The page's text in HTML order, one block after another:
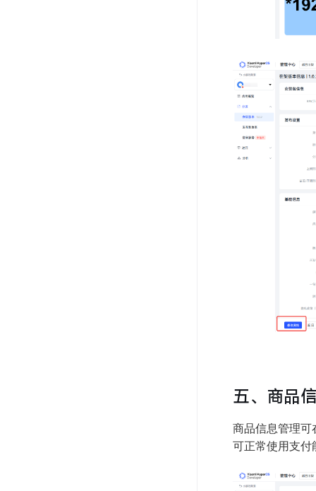
五、商品
商品信息管理可
可正常使用支付